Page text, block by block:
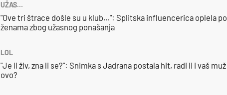
UŽAS…
"Ove tri štrace došle su u klub…": Splitska influencerica oplela po
ženama zbog užasnog ponašanja
LOL
"Je li živ, zna li se?": Snimka s Jadrana postala hit, radi li i vaš muž
ovo?